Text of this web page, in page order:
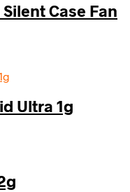
Case Fan
Ultra 1g